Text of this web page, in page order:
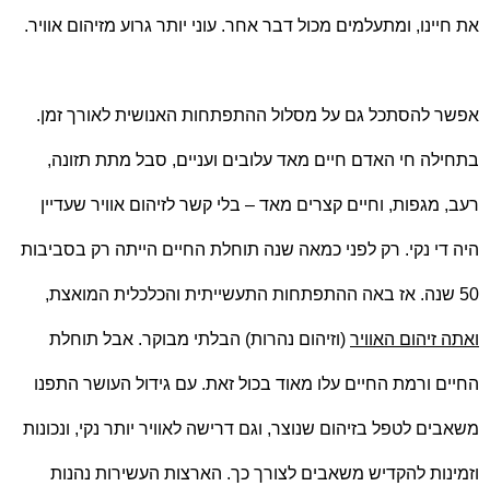
את חיינו, ומתעלמים מכול דבר אחר. עוני יותר גרוע מזיהום אוויר.
אפשר להסתכל גם על מסלול ההתפתחות האנושית לאורך זמן.
בתחילה חי האדם חיים מאד עלובים ועניים, סבל מתת תזונה,
רעב, מגפות, וחיים קצרים מאד – בלי קשר לזיהום אוויר שעדיין
היה די נקי. רק לפני כמאה שנה תוחלת החיים הייתה רק בסביבות
50 שנה. אז באה ההתפתחות התעשייתית והכלכלית המואצת,
ואתה זיהום האוויר (וזיהום נהרות) הבלתי מבוקר. אבל תוחלת
החיים ורמת החיים עלו מאוד בכול זאת. עם גידול העושר התפנו
משאבים לטפל בזיהום שנוצר, וגם דרישה לאוויר יותר נקי, ונכונות
וזמינות להקדיש משאבים לצורך כך. הארצות העשירות נהנות